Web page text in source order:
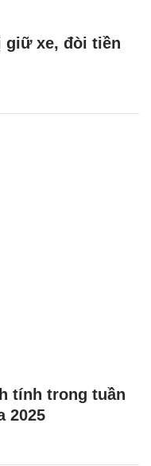
giữ xe, đòi tiền
tính trong tuần
2025